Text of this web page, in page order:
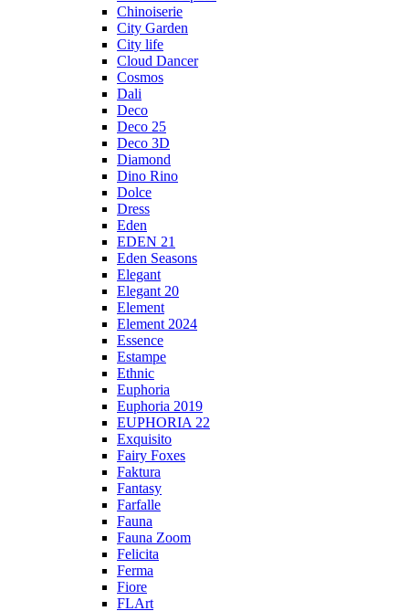
Chinoiserie
City Garden
City life
Cloud Dancer
Cosmos
Dali
Deco
Deco 25
Deco 3D
Diamond
Dino Rino
Dolce
Dress
Eden
EDEN 21
Eden Seasons
Elegant
Elegant 20
Element
Element 2024
Essence
Estampe
Ethnic
Euphoria
Euphoria 2019
EUPHORIA 22
Exquisito
Fairy Foxes
Faktura
Fantasy
Farfalle
Fauna
Fauna Zoom
Felicita
Ferma
Fiore
FLArt